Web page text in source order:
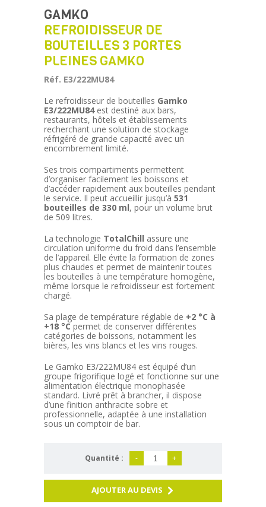
GAMKO
REFROIDISSEUR DE
BOUTEILLES 3 PORTES
PLEINES GAMKO
Réf. E3/222MU84
Le refroidisseur de bouteilles Gamko
E3/222MU84est destiné aux bars,
restaurants, hôtels et établissements
recherchant une solution de stockage
réfrigéré de grande capacité avec un
encombrement limité.
Ses trois compartiments permettent
d’organiser facilement les boissons et
d’accéder rapidement aux bouteilles pendant
le service. Il peut accueillir jusqu’à 531
bouteilles de 330 ml, pour un volume brut
de 509 litres.
La technologie TotalChill assure une
circulation uniforme du froid dans l’ensemble
de l’appareil. Elle évite la formation de zones
plus chaudes et permet de maintenir toutes
les bouteilles à une température homogène,
même lorsque le refroidisseur est fortement
chargé.
Sa plage de température réglable de +2 °C à
+18 °Cpermet de conserver différentes
catégories de boissons, notamment les
bières, les vins blancs et les vins rouges.
Le Gamko E3/222MU84 est équipé d’un
groupe frigorifique logé et fonctionne sur une
alimentation électrique monophasée
standard. Livré prêt à brancher, il dispose
d’une finition anthracite sobre et
professionnelle, adaptée à une installation
sous un comptoir de bar.
Quantité : - +
AJOUTER AU DEVIS